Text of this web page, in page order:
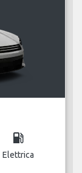
local_gas_station
Elettrica